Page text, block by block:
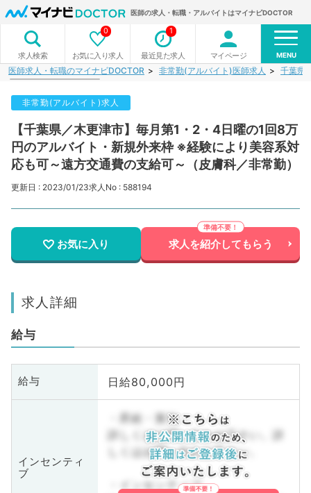
医師の求人・転職・アルバイトはマイナビDOCTOR
求人検索 お気に入り求人
0
最近見た求人
1
マイページ MENU
医師求人・転職のマイナビDOCTOR 非常勤(アルバイト)医師求人 千葉県
非常勤(アルバイト)求人
【千葉県／木更津市】毎月第1・2・4日曜の1回8万
円のアルバイト・新規外来枠 ※経験により美容系対
応も可～遠方交通費の支給可～（皮膚科／非常勤）
更新日 : 2023/01/23求人No : 588194
お気に入り 求人を紹介してもらう
求人詳細
給与
給与 日給80,000円
インセンティ
ブ
・昇給・賞与
詳しくはお問い合わせ下さい。詳
しくはお問い合わせ下さい。
・インセンティブ